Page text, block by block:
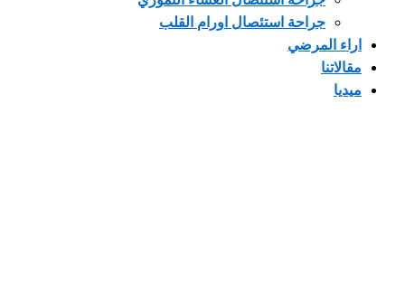
جراحة استئصال اورام القلب
المرضي